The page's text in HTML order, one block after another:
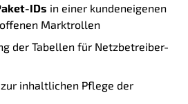
IDs in einer kundeneigenen
Marktrollen
der Tabellen für Netzbetreiber-
inhaltlichen Pflege der